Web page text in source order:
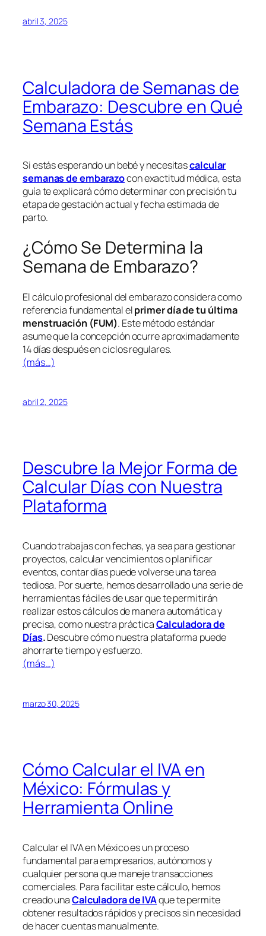
abril 3, 2025
Calculadora de Semanas de
Embarazo: Descubre en Qué
Semana Estás
Si estás esperando un bebé y necesitascalcular
semanas de embarazocon exactitud médica, esta
guía te explicará cómo determinar con precisión tu
etapa de gestación actual y fecha estimada de
parto.
¿Cómo Se Determina la
Semana de Embarazo?
El cálculo profesional del embarazo considera como
referencia fundamental elprimer día de tu última
menstruación (FUM). Este método estándar
asume que la concepción ocurre aproximadamente
14 días después en ciclos regulares.
(más…)
abril 2, 2025
Descubre la Mejor Forma de
Calcular Días con Nuestra
Plataforma
Cuando trabajas con fechas, ya sea para gestionar
proyectos, calcular vencimientos o planificar
eventos, contar días puede volverse una tarea
tediosa. Por suerte, hemos desarrollado una serie de
herramientas fáciles de usar que te permitirán
realizar estos cálculos de manera automática y
precisa, como nuestra prácticaCalculadora de
Días.Descubre cómo nuestra plataforma puede
ahorrarte tiempo y esfuerzo.
(más…)
marzo 30, 2025
Cómo Calcular el IVA en
México: Fórmulas y
Herramienta Online
Calcular el IVA en México es un proceso
fundamental para empresarios, autónomos y
cualquier persona que maneje transacciones
comerciales. Para facilitar este cálculo, hemos
creado unaCalculadora de IVAque te permite
obtener resultados rápidos y precisos sin necesidad
de hacer cuentas manualmente.